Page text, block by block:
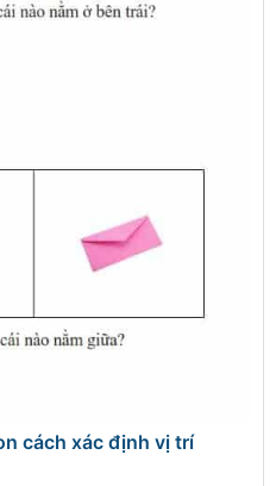
cách xác định vị trí